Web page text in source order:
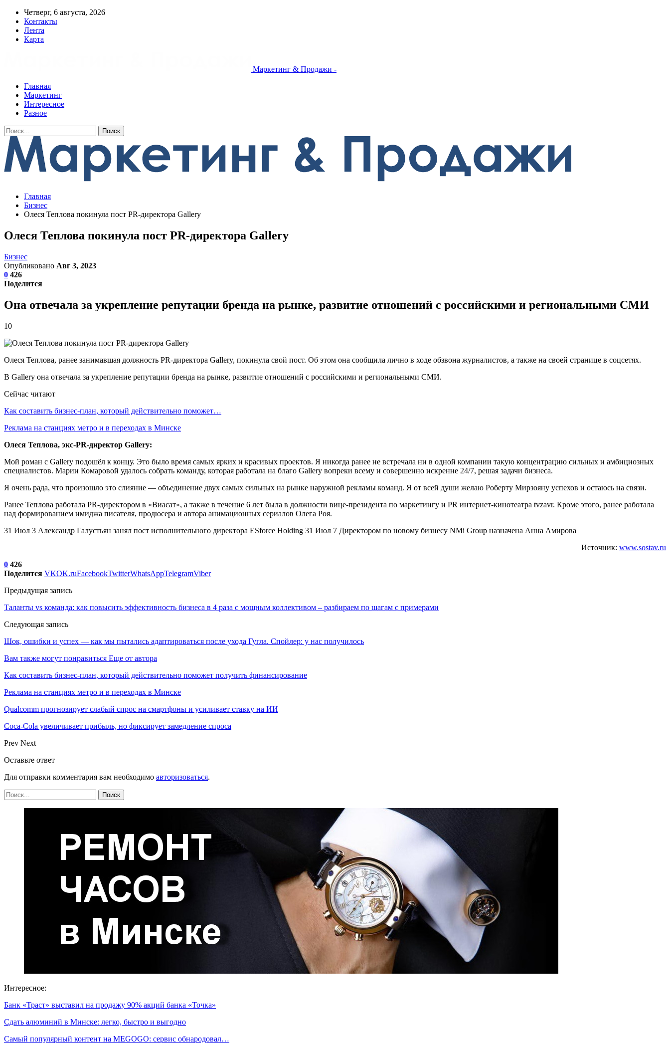
Четверг, 6 августа, 2026
Контакты
Лента
Карта
Маркетинг & Продажи -
Главная
Маркетинг
Интересное
Разное
Главная
Бизнес
Олеся Теплова покинула пост PR-директора Gallery
Олеся Теплова покинула пост PR-директора Gallery
Бизнес
Опубликовано Авг 3, 2023
0 426
Поделится
Она отвечала за укрепление репутации бренда на рынке, развитие отношений с российскими и региональными СМИ
10
Олеся Теплова, ранее занимавшая должность PR-директора Gallery, покинула свой пост. Об этом она сообщила лично в ходе обзвона журналистов, а также на своей странице в соцсетях.
В Gallery она отвечала за укрепление репутации бренда на рынке, развитие отношений с российскими и региональными СМИ.
Сейчас читают
Как составить бизнес-план, который действительно поможет…
Реклама на станциях метро и в переходах в Минске
Олеся Теплова, экс-PR-директор Gallery:
Мой роман с Gallery подошёл к концу. Это было время самых ярких и красивых проектов. Я никогда ранее не встречала ни в одной компании такую концентрацию сильных и амбициозных
специалистов. Марии Комаровой удалось собрать команду, которая работала на благо Gallery вопреки всему и совершенно искренне 24/7, решая задачи бизнеса.
Я очень рада, что произошло это слияние — объединение двух самых сильных на рынке наружной рекламы команд. Я от всей души желаю Роберту Мирзояну успехов и остаюсь на связи.
Ранее Теплова работала PR-директором в «Виасат», а также в течение 6 лет была в должности вице-президента по маркетингу и PR интернет-кинотеатра tvzavr. Кроме этого, ранее работала
над формированием имиджа писателя, продюсера и автора анимационных сериалов Олега Роя.
31 Июл 3 Александр Галустьян занял пост исполнительного директора ESforce Holding 31 Июл 7 Директором по новому бизнесу NMi Group назначена Анна Амирова
Источник: www.sostav.ru
0 426
Поделится VKOK.ruFacebookTwitterWhatsAppTelegramViber
Предыдущая запись
Таланты vs команда: как повысить эффективность бизнеса в 4 раза с мощным коллективом – разбираем по шагам с примерами
Следующая запись
Шок, ошибки и успех — как мы пытались адаптироваться после ухода Гугла. Спойлер: у нас получилось
Вам также могут понравиться Еще от автора
Как составить бизнес-план, который действительно поможет получить финансирование
Реклама на станциях метро и в переходах в Минске
Qualcomm прогнозирует слабый спрос на смартфоны и усиливает ставку на ИИ
Coca-Cola увеличивает прибыль, но фиксирует замедление спроса
Prev Next
Оставьте ответ
Для отправки комментария вам необходимо авторизоваться.
Интересное:
Банк «Траст» выставил на продажу 90% акций банка «Точка»
Сдать алюминий в Минске: легко, быстро и выгодно
Самый популярный контент на MEGOGO: сервис обнародовал…